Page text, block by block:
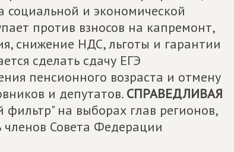
социальной и экономической
против взносов на капремонт,
снижение НДС, льготы и гарантии
сделать сдачу ЕГЭ
пенсионного возраста и отмену
и депутатов. СПРАВЕДЛИВАЯ
на выборах глав регионов,
Совета Федерации